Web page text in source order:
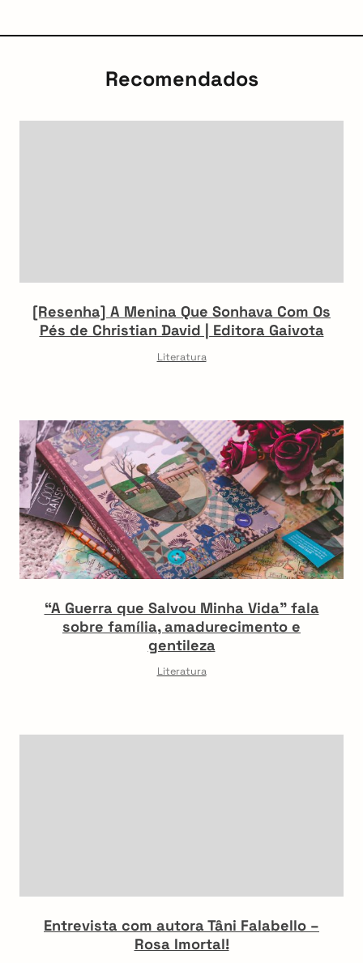
Recomendados
[Resenha] A Menina Que Sonhava Com Os
Pés de Christian David | Editora Gaivota
Literatura
“A Guerra que Salvou Minha Vida” fala
sobre família, amadurecimento e
gentileza
Literatura
Entrevista com autora Tâni Falabello –
Rosa Imortal!